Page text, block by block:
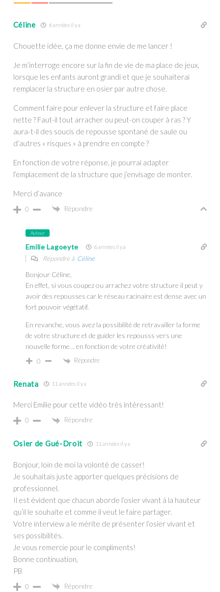
Céline 6 années il y a
Chouette idée, ça me donne envie de me lancer !
Je m’interroge encore sur la fin de vie de ma place de jeux,
lorsque les enfants auront grandi et que je souhaiterai
remplacer la structure en osier par autre chose.
Comment faire pour enlever la structure et faire place
nette ? Faut-il tout arracher ou peut-on couper à ras ? Y
aura-t-il des soucis de repousse spontané de saule ou
d’autres « risques » à prendre en compte ?
En fonction de votre réponse, je pourrai adapter
l’emplacement de la structure que j’envisage de monter.
Merci d’avance
0 Répondre
Auteur
Emilie Lagoeyte 6 années il y a
Répondre à Céline
Bonjour Céline,
En effet, si vous coupez ou arrachez votre structure il peut y
avoir des repousses car le réseau racinaire est dense avec un
fort pouvoir végétatif.
En revanche, vous avez la possibilité de retravailler la forme
de votre structure et de guider les repousss vers une
nouvelle forme… en fonction de votre créativité!
0 Répondre
Renata 11 années il y a
Merci Emilie pour cette vidéo très intéressant!
0 Répondre
Osier de Gué-Droit 11 années il y a
Bonjour, loin de moi la volonté de casser!
Je souhaitais juste apporter quelques précisions de
professionnel.
Il est évident que chacun aborde l’osier vivant à la hauteur
qu’il le souhaite et comme il veut le faire partager.
Votre interview a le mérite de présenter l’osier vivant et
ses possibilités.
Je vous remercie pour le compliments!
Bonne continuation,
PB
0 Répondre